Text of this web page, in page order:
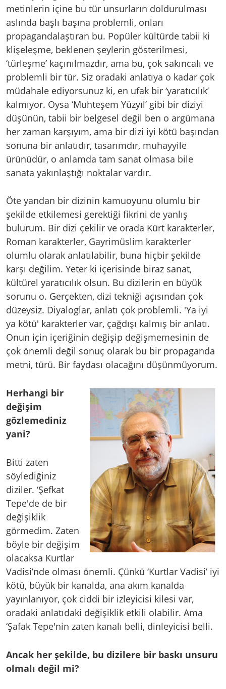
metinlerin içine bu tür unsurların doldurulması
aslında başlı başına problemli, onları
propagandalaştıran bu. Popüler kültürde tabii ki
klişeleşme, beklenen şeylerin gösterilmesi,
‘türleşme’ kaçınılmazdır, ama bu, çok sakıncalı ve
problemli bir tür. Siz oradaki anlatıya o kadar çok
müdahale ediyorsunuz ki, en ufak bir ‘yaratıcılık’
kalmıyor. Oysa ‘Muhteşem Yüzyıl’ gibi bir diziyi
düşünün, tabii bir belgesel değil ben o argümana
her zaman karşıyım, ama bir dizi iyi kötü başından
sonuna bir anlatıdır, tasarımdır, muhayyile
ürünüdür, o anlamda tam sanat olmasa bile
sanata yakınlaştığı noktalar vardır.
Öte yandan bir dizinin kamuoyunu olumlu bir
şekilde etkilemesi gerektiği fikrini de yanlış
bulurum. Bir dizi çekilir ve orada Kürt karakterler,
Roman karakterler, Gayrimüslim karakterler
olumlu olarak anlatılabilir, buna hiçbir şekilde
karşı değilim. Yeter ki içerisinde biraz sanat,
kültürel yaratıcılık olsun. Bu dizilerin en büyük
sorunu o. Gerçekten, dizi tekniği açısından çok
düzeysiz. Diyaloglar, anlatı çok problemli. 'Ya iyi
ya kötü' karakterler var, çağdışı kalmış bir anlatı.
Onun için içeriğinin değişip değişmemesinin de
çok önemli değil sonuç olarak bu bir propaganda
metni, türü. Bir faydası olacağını düşünmüyorum.
Herhangi bir
değişim
gözlemediniz
yani?
Bitti zaten
söylediğiniz
diziler. ‘Şefkat
Tepe'de de bir
değişiklik
görmedim. Zaten
böyle bir değişim
olacaksa Kurtlar
Vadisi’nde olması önemli. Çünkü ‘Kurtlar Vadisi’ iyi
kötü, büyük bir kanalda, ana akım kanalda
yayınlanıyor, çok ciddi bir izleyicisi kilesi var,
oradaki anlatıdaki değişiklik etkili olabilir. Ama
‘Şafak Tepe'nin zaten kanalı belli, dinleyicisi belli.
Ancak her şekilde, bu dizilere bir baskı unsuru
olmalı değil mi?